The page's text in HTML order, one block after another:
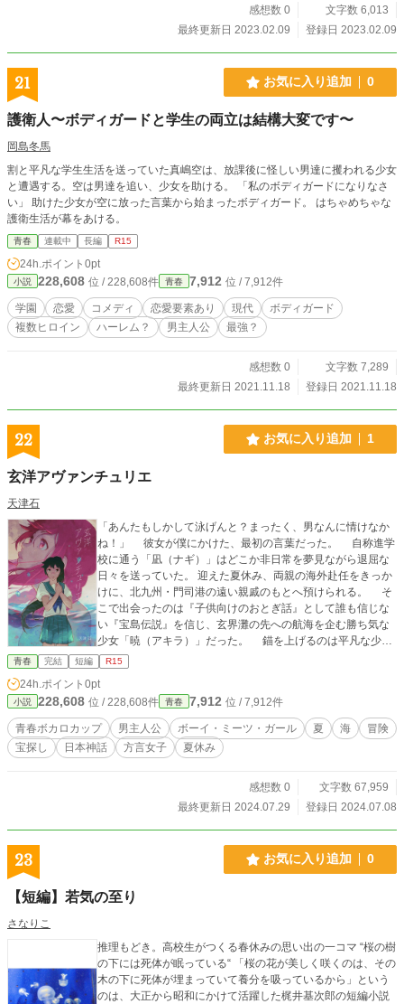
るのか。 不良少年擬きと学園マドンナが繰り広げるラブストーリー。
感想数 0
文字数 6,013
最終更新日 2023.02.09
登録日 2023.02.09
21 お気に入り追加 0
護衛人〜ボディガードと学生の両立は結構大変です〜
岡島冬馬
割と平凡な学生生活を送っていた真嶋空は、放課後に怪しい男達に攫われる少女
と遭遇する。空は男達を追い、少女を助ける。 「私のボディガードになりなさ
い」 助けた少女が空に放った言葉から始まったボディガード。 はちゃめちゃな
護衛生活が幕をあける。
青春 連載中 長編 R15
24h.ポイント 0pt
小説 228,608 位 / 228,608件 青春 7,912 位 / 7,912件
学園 恋愛 コメディ 恋愛要素あり 現代
ボディガード
複数ヒロイン
ハーレム？ 男主人公 最強？
感想数 0
文字数 7,289
最終更新日 2021.11.18
登録日 2021.11.18
22 お気に入り追加 1
玄洋アヴァンチュリエ
天津石
「あんたもしかして泳げんと？まったく、男なんに情けなか
ね！」 彼女が僕にかけた、最初の言葉だった。 自称進学
校に通う「凪（ナギ）」はどこか非日常を夢見ながら退屈な
日々を送っていた。 迎えた夏休み、両親の海外赴任をきっか
けに、北九州・門司港の遠い親戚のもとへ預けられる。 そ
こで出会ったのは『子供向けのおとぎ話』として誰も信じな
い『宝島伝説』を信じ、玄界灘の先への航海を企む勝ち気な
少女「暁（アキラ）」だった。 錨を上げるのは平凡な少年
と変わり者の少女。 真逆な性格の二人による、ひと夏をか
けた冒険が始まる！
青春 完結 短編 R15
24h.ポイント 0pt
小説 228,608 位 / 228,608件 青春 7,912 位 / 7,912件
青春ボカロカップ 男主人公 ボーイ・ミーツ・ガール 夏 海
冒険
宝探し
日本神話 方言女子 夏休み
感想数 0
文字数 67,959
最終更新日 2024.07.29
登録日 2024.07.08
23 お気に入り追加 0
【短編】若気の至り
さなりこ
推理もどき。高校生がつくる春休みの思い出の一コマ “桜の樹
の下には死体が眠っている“ 「桜の花が美しく咲くのは、その
木の下に死体が埋まっていて養分を吸っているから」という
のは、大正から昭和にかけて活躍した梶井基次郎の短編小説